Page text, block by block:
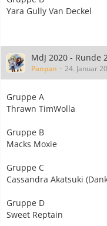
Yara Gully Van Deckel
MdJ 2020 - Runde
Panpan 24. Januar
Gruppe A
Thrawn TimWolla
Gruppe B
Macks Moxie
Gruppe C
Cassandra Akatsuki
Gruppe D
Sweet Reptain